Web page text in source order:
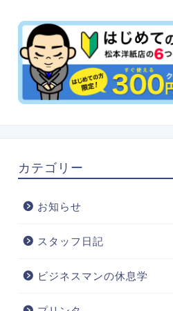
カテゴリー
お知らせ
スタッフ日記
ビジネスマンの休息学